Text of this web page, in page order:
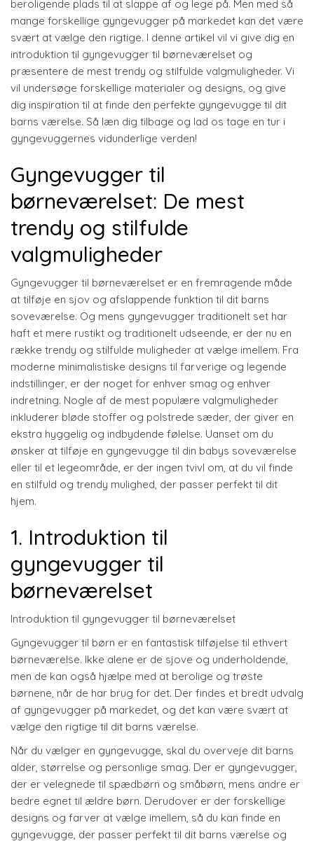
beroligende plads til at slappe af og lege på. Men med så
mange forskellige gyngevugger på markedet kan det være
svært at vælge den rigtige. I denne artikel vil vi give dig en
introduktion til gyngevugger til børneværelset og
præsentere de mest trendy og stilfulde valgmuligheder. Vi
vil undersøge forskellige materialer og designs, og give
dig inspiration til at finde den perfekte gyngevugge til dit
barns værelse. Så læn dig tilbage og lad os tage en tur i
gyngevuggernes vidunderlige verden!
Gyngevugger til
børneværelset: De mest
trendy og stilfulde
valgmuligheder
Gyngevugger til børneværelset er en fremragende måde
at tilføje en sjov og afslappende funktion til dit barns
soveværelse. Og mens gyngevugger traditionelt set har
haft et mere rustikt og traditionelt udseende, er der nu en
række trendy og stilfulde muligheder at vælge imellem. Fra
moderne minimalistiske designs til farverige og legende
indstillinger, er der noget for enhver smag og enhver
indretning. Nogle af de mest populære valgmuligheder
inkluderer bløde stoffer og polstrede sæder, der giver en
ekstra hyggelig og indbydende følelse. Uanset om du
ønsker at tilføje en gyngevugge til din babys soveværelse
eller til et legeområde, er der ingen tvivl om, at du vil finde
en stilfuld og trendy mulighed, der passer perfekt til dit
hjem.
1. Introduktion til
gyngevugger til
børneværelset
Introduktion til gyngevugger til børneværelset
Gyngevugger til børn er en fantastisk tilføjelse til ethvert
børneværelse. Ikke alene er de sjove og underholdende,
men de kan også hjælpe med at berolige og trøste
børnene, når de har brug for det. Der findes et bredt udvalg
af gyngevugger på markedet, og det kan være svært at
vælge den rigtige til dit barns værelse.
Når du vælger en gyngevugge, skal du overveje dit barns
alder, størrelse og personlige smag. Der er gyngevugger,
der er velegnede til spædbørn og småbørn, mens andre er
bedre egnet til ældre børn. Derudover er der forskellige
designs og farver at vælge imellem, så du kan finde en
gyngevugge, der passer perfekt til dit barns værelse og